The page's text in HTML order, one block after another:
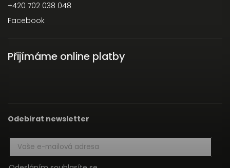
+420 702 038 048
Facebook
Přijímáme online platby
Odebírat newsletter